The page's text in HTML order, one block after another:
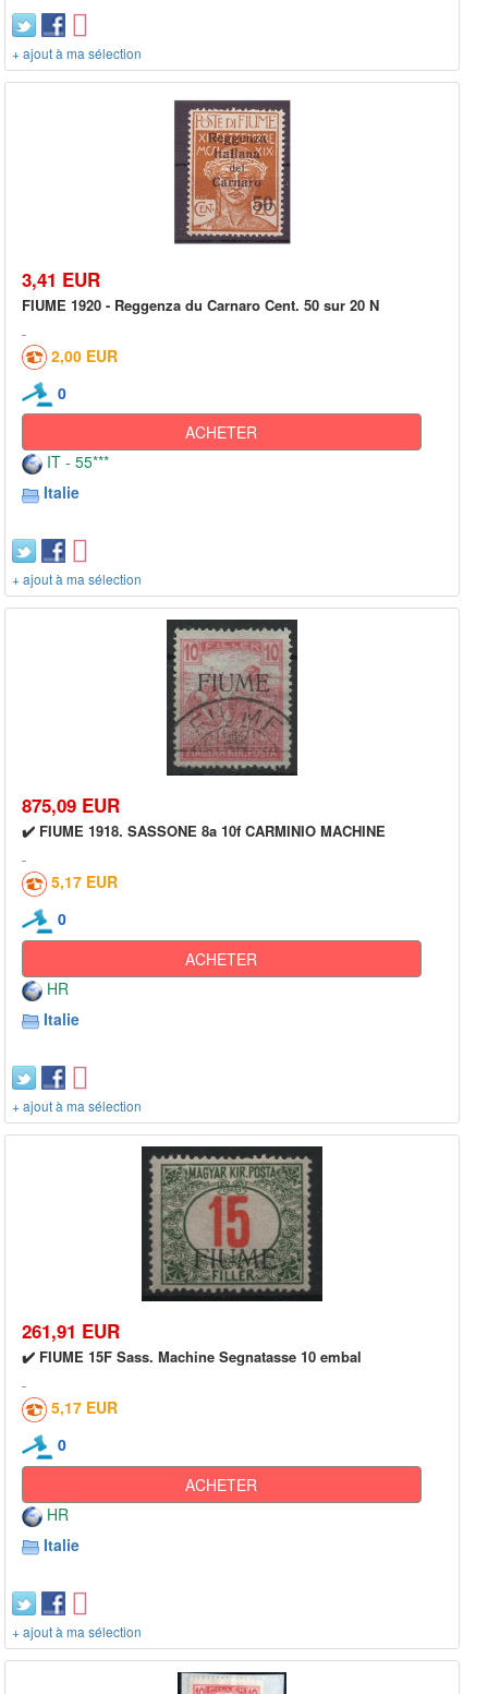
+ ajout à ma sélection
3,41 EUR
FIUME 1920 - Reggenza du Carnaro Cent. 50 sur 20 N
2,00 EUR
0
ACHETER
IT - 55***
Italie
+ ajout à ma sélection
875,09 EUR
✔️ FIUME 1918. SASSONE 8a 10f CARMINIO MACHINE
5,17 EUR
0
ACHETER
HR
Italie
+ ajout à ma sélection
261,91 EUR
✔️ FIUME 15F Sass. Machine Segnatasse 10 embal
5,17 EUR
0
ACHETER
HR
Italie
+ ajout à ma sélection